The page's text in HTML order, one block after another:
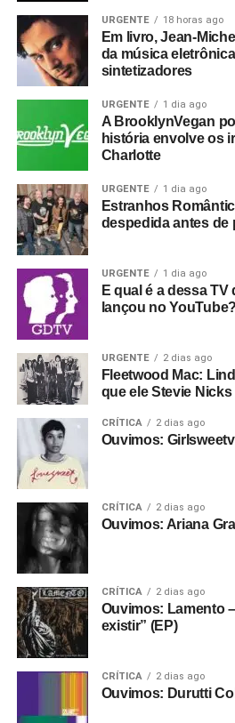
URGENTE 18 horas ago
Em livro, Jean-
da música
sintetizadores
URGENTE 1 dia ago
A BrooklynVegan
história envolve os
Charlotte
URGENTE 1 dia ago
Estranhos
despedida antes de
URGENTE 1 dia ago
E qual é a dessa TV
lançou no YouTube?
URGENTE 2 dias ago
Fleetwood Mac:
que ele Stevie
CRÍTICA 2 dias ago
Ouvimos:
CRÍTICA 2 dias ago
Ouvimos: Ariana
CRÍTICA 2 dias ago
Ouvimos: Lamento
existir” (EP)
CRÍTICA 2 dias ago
Ouvimos: Durutti